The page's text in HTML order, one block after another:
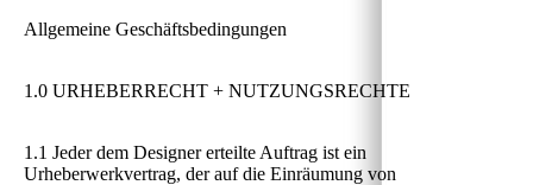
Allgemeine Geschäftsbedingungen
1.0 URHEBERRECHT + NUTZUNGSRECHTE
1.1 Jeder dem Designer erteilte Auftrag ist ein
Urheberwerkvertrag, der auf die Einräumung von